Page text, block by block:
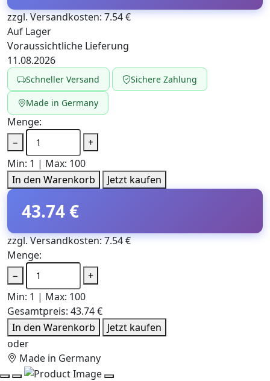
zzgl. Versandkosten: 7.54 €
Auf Lager
Voraussichtliche Lieferung
11.08.2026
Schneller Versand Sichere Zahlung
Made in Germany
Menge:
−
+
Min: 1 | Max: 100
In den Warenkorb
Jetzt kaufen
43.74 €
zzgl. Versandkosten: 7.54 €
Menge:
−
+
Min: 1 | Max: 100
Gesamtpreis: 43.74 €
In den Warenkorb
Jetzt kaufen
oder
Made in Germany